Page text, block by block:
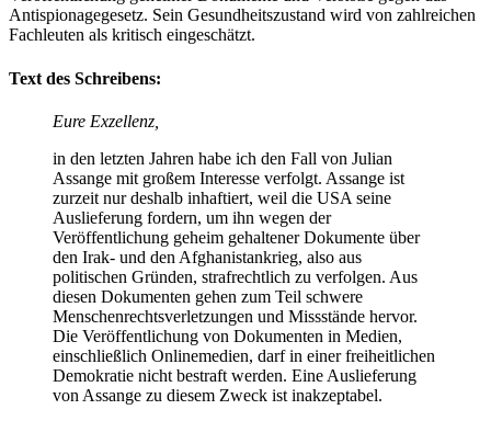
Antispionagegesetz. Sein Gesundheitszustand wird von zahlreichen
Fachleuten als kritisch eingeschätzt.
Text des Schreibens:
Eure Exzellenz,
in den letzten Jahren habe ich den Fall von Julian
Assange mit großem Interesse verfolgt. Assange ist
zurzeit nur deshalb inhaftiert, weil die USA seine
Auslieferung fordern, um ihn wegen der
Veröffentlichung geheim gehaltener Dokumente über
den Irak- und den Afghanistankrieg, also aus
politischen Gründen, strafrechtlich zu verfolgen. Aus
diesen Dokumenten gehen zum Teil schwere
Menschenrechtsverletzungen und Missstände hervor.
Die Veröffentlichung von Dokumenten in Medien,
einschließlich Onlinemedien, darf in einer freiheitlichen
Demokratie nicht bestraft werden. Eine Auslieferung
von Assange zu diesem Zweck ist inakzeptabel.